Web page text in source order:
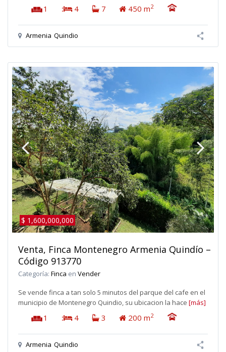
1 : 4 7 450 m2
Armenia Quindio
$ 1,600,000,000
Venta, Finca Montenegro Armenia Quindío –
Código 913770
Categoría: Finca en Vender
Se vende finca a tan solo 5 minutos del parque del cafe en el
municipio de Montenegro Quindio, su ubicacion la hace [más]
1 : 4 3 200 m2
Armenia Quindio